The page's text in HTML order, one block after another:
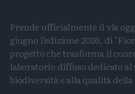
Prende ufficialmente il via
giugno l’edizione 2026, di
progetto che trasforma il
laboratorio diffuso dedicato al
biodiversità e alla qualità della